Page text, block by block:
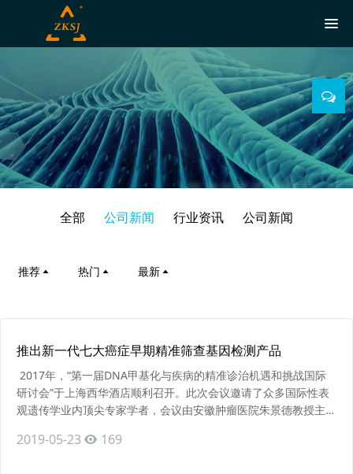
全部 公司新闻 行业资讯 公司新闻
推荐 热门 最新
推出新一代七大癌症早期精准筛查基因检测产品
2017年，“第一届DNA甲基化与疾病的精准诊治机遇和挑战国际
研讨会”于上海西华酒店顺利召开。此次会议邀请了众多国际性表
观遗传学业内顶尖专家学者，会议由安徽肿瘤医院朱景德教授主
多家专注表观遗传学发展的公司负责人做专题报告。会议重点讨论
2019-05-23 169